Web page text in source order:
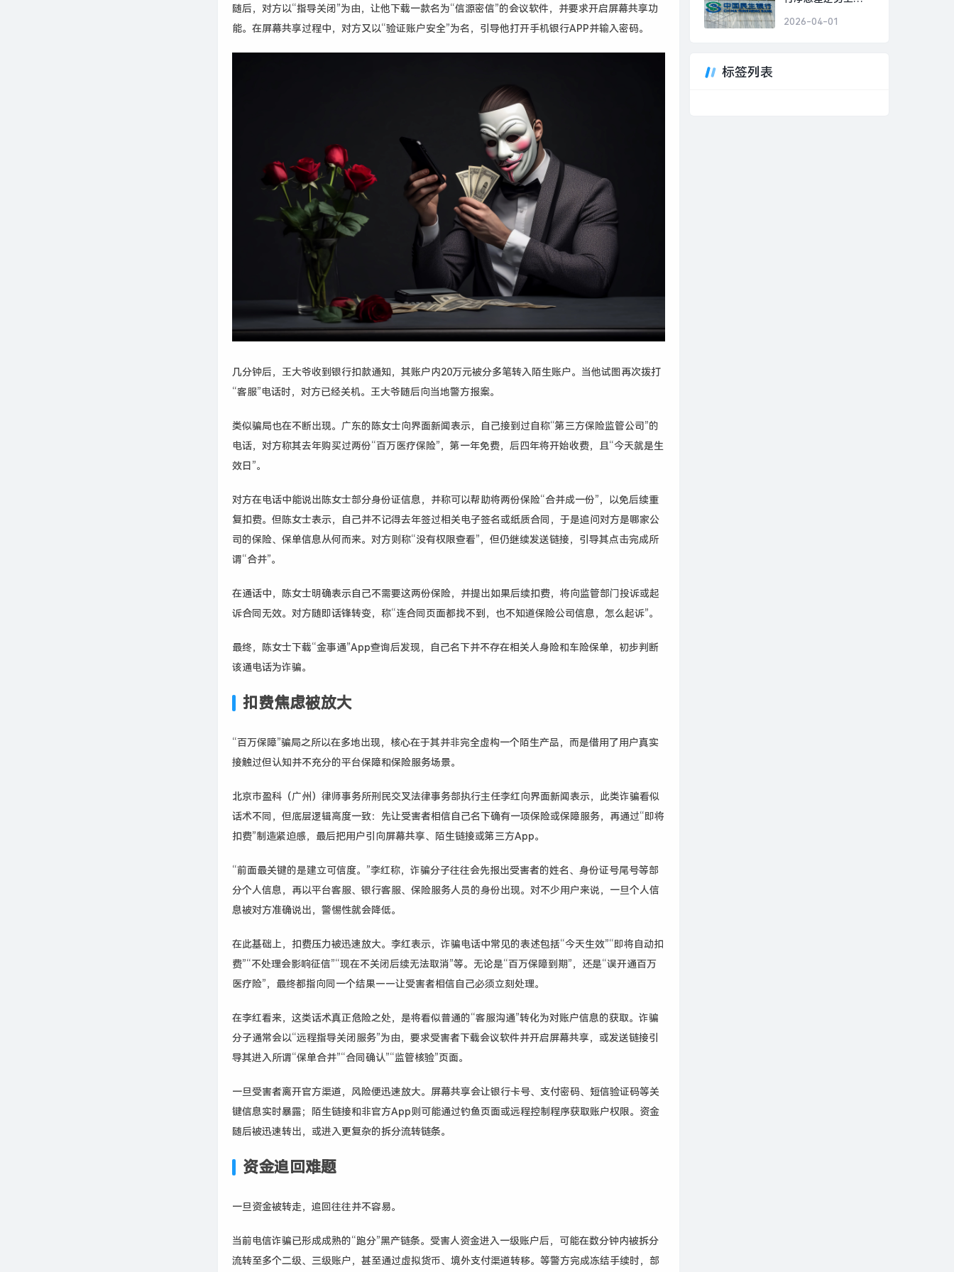
随后，对方以“指导关闭”为由，让他下载一款名为“信源密信”的会议软件，并要求开启屏幕共享功
能。在屏幕共享过程中，对方又以“验证账户安全”为名，引导他打开手机银行APP并输入密码。
几分钟后，王大爷收到银行扣款通知，其账户内20万元被分多笔转入陌生账户。当他试图再次拨打
“客服”电话时，对方已经关机。王大爷随后向当地警方报案。
类似骗局也在不断出现。广东的陈女士向界面新闻表示，自己接到过自称“第三方保险监管公司”的
电话，对方称其去年购买过两份“百万医疗保险”，第一年免费，后四年将开始收费，且“今天就是生
效日”。
对方在电话中能说出陈女士部分身份证信息，并称可以帮助将两份保险“合并成一份”，以免后续重
复扣费。但陈女士表示，自己并不记得去年签过相关电子签名或纸质合同，于是追问对方是哪家公
司的保险、保单信息从何而来。对方则称“没有权限查看”，但仍继续发送链接，引导其点击完成所
谓“合并”。
在通话中，陈女士明确表示自己不需要这两份保险，并提出如果后续扣费，将向监管部门投诉或起
诉合同无效。对方随即话锋转变，称“连合同页面都找不到，也不知道保险公司信息，怎么起诉”。
最终，陈女士下载“金事通”App查询后发现，自己名下并不存在相关人身险和车险保单，初步判断
该通电话为诈骗。
扣费焦虑被放大
“百万保障”骗局之所以在多地出现，核心在于其并非完全虚构一个陌生产品，而是借用了用户真实
接触过但认知并不充分的平台保障和保险服务场景。
北京市盈科（广州）律师事务所刑民交叉法律事务部执行主任李红向界面新闻表示，此类诈骗看似
话术不同，但底层逻辑高度一致：先让受害者相信自己名下确有一项保险或保障服务，再通过“即将
扣费”制造紧迫感，最后把用户引向屏幕共享、陌生链接或第三方App。
“前面最关键的是建立可信度。”李红称，诈骗分子往往会先报出受害者的姓名、身份证号尾号等部
分个人信息，再以平台客服、银行客服、保险服务人员的身份出现。对不少用户来说，一旦个人信
息被对方准确说出，警惕性就会降低。
在此基础上，扣费压力被迅速放大。李红表示，诈骗电话中常见的表述包括“今天生效”“即将自动扣
费”“不处理会影响征信”“现在不关闭后续无法取消”等。无论是“百万保障到期”，还是“误开通百万
医疗险”，最终都指向同一个结果——让受害者相信自己必须立刻处理。
在李红看来，这类话术真正危险之处，是将看似普通的“客服沟通”转化为对账户信息的获取。诈骗
分子通常会以“远程指导关闭服务”为由，要求受害者下载会议软件并开启屏幕共享，或发送链接引
导其进入所谓“保单合并”“合同确认”“监管核验”页面。
一旦受害者离开官方渠道，风险便迅速放大。屏幕共享会让银行卡号、支付密码、短信验证码等关
键信息实时暴露；陌生链接和非官方App则可能通过钓鱼页面或远程控制程序获取账户权限。资金
随后被迅速转出，或进入更复杂的拆分流转链条。
资金追回难题
一旦资金被转走，追回往往并不容易。
当前电信诈骗已形成成熟的“跑分”黑产链条。受害人资金进入一级账户后，可能在数分钟内被拆分
流转至多个二级、三级账户，甚至通过虚拟货币、境外支付渠道转移。等警方完成冻结手续时，部
2026-04-01
标签列表